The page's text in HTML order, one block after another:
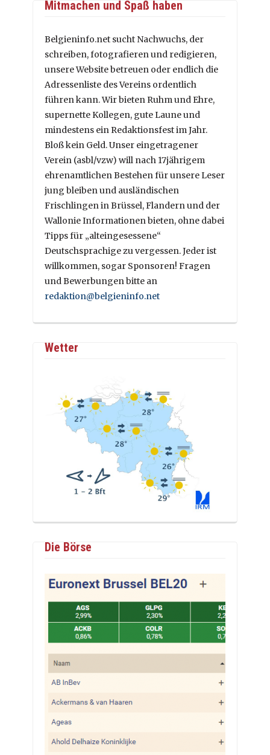
Mitmachen und Spaß haben
Belgieninfo.net sucht Nachwuchs, der
schreiben, fotografieren und redigieren,
unsere Website betreuen oder endlich die
Adressenliste des Vereins ordentlich
führen kann. Wir bieten Ruhm und Ehre,
supernette Kollegen, gute Laune und
mindestens ein Redaktionsfest im Jahr.
Bloß kein Geld. Unser eingetragener
Verein (asbl/vzw) will nach 17jährigem
ehrenamtlichen Bestehen für unsere Leser
jung bleiben und ausländischen
Frischlingen in Brüssel, Flandern und der
Wallonie Informationen bieten, ohne dabei
Tipps für „alteingesessene“
Deutschsprachige zu vergessen. Jeder ist
willkommen, sogar Sponsoren! Fragen
und Bewerbungen bitte an
redaktion@belgieninfo.net
Wetter
Die Börse